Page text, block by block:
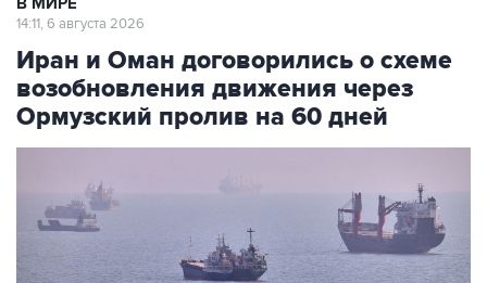
14:11, 6 августа 2026
Иран и Оман договорились о схеме
возобновления движения через
Ормузский пролив на 60 дней